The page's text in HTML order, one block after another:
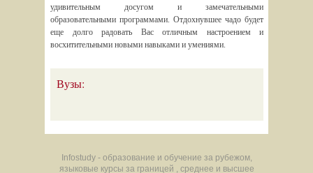
удивительным досугом и замечательными
образовательными программами. Отдохнувшее чадо будет
еще долго радовать Вас отличным настроением и
восхитительными новыми навыками и умениями.
Вузы:
Infostudy - образование и обучение за рубежом,
языковые курсы за границей , среднее и высшее